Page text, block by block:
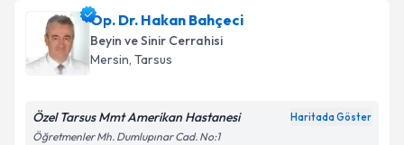
Op. Dr. Hakan Bahçeci
Beyin ve Sinir Cerrahisi
Mersin, Tarsus
Özel Tarsus Mmt Amerikan Hastanesi Haritada Göster
Öğretmenler Mh. Dumlupınar Cad. No:1